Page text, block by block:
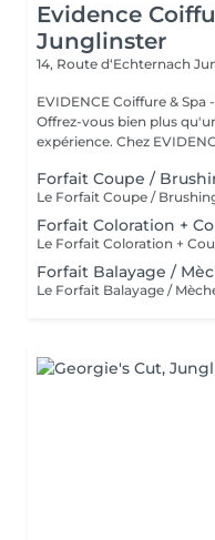
Evidence
Junglinster
14, Route d‘Echternach
EVIDENCE Coiffure &
Offrez-vous bien plus
expérience. Chez
Forfait Coupe /
Forfait Coloration +
Forfait Balayage /